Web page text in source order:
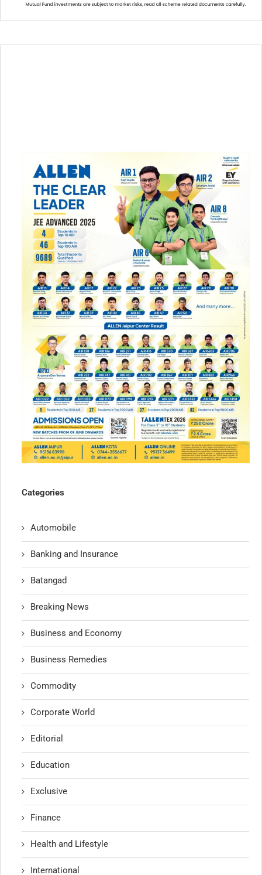
Categories
Automobile
Banking and Insurance
Batangad
Breaking News
Business and Economy
Business Remedies
Commodity
Corporate World
Editorial
Education
Exclusive
Finance
Health and Lifestyle
International